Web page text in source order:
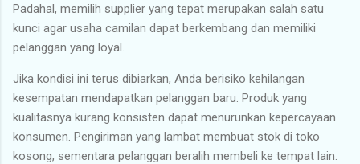
Padahal, memilih supplier yang tepat merupakan salah satu
kunci agar usaha camilan dapat berkembang dan memiliki
pelanggan yang loyal.
Jika kondisi ini terus dibiarkan, Anda berisiko kehilangan
kesempatan mendapatkan pelanggan baru. Produk yang
kualitasnya kurang konsisten dapat menurunkan kepercayaan
konsumen. Pengiriman yang lambat membuat stok di toko
kosong, sementara pelanggan beralih membeli ke tempat lain.